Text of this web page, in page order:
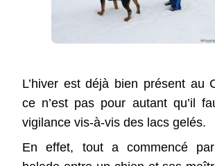
L’hiver est déjà bien présent au
ce n’est pas pour autant qu’il
vigilance vis-à-vis des lacs gelés.
En effet, tout a commencé